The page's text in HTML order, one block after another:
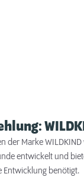
der Marke
entwickelt und
Entwicklung benötigt.